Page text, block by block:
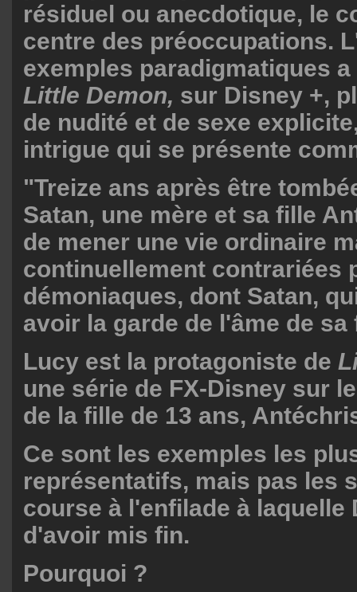
résiduel ou anecdotique, le
centre des préoccupations.
exemples paradigmatiques
Little Demon, sur Disney +,
de nudité et de sexe
intrigue qui se présente
"Treize ans après être
Satan, une mère et sa fille
de mener une vie ordinaire
continuellement contrariées
démoniaques, dont Satan,
avoir la garde de l'âme de sa
Lucy est la protagoniste de
une série de FX-Disney sur
de la fille de 13 ans,
Ce sont les exemples les
représentatifs, mais pas les
course à l'enfilade à laquelle
d'avoir mis fin.
Pourquoi ?